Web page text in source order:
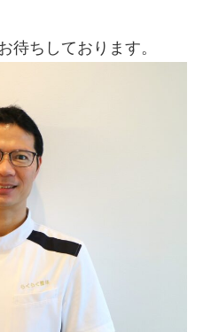
待ちしております。